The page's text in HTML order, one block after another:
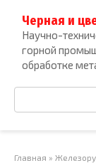
контенту
Черная и
Научно-
горной
обработке
Поиск:
Главная »